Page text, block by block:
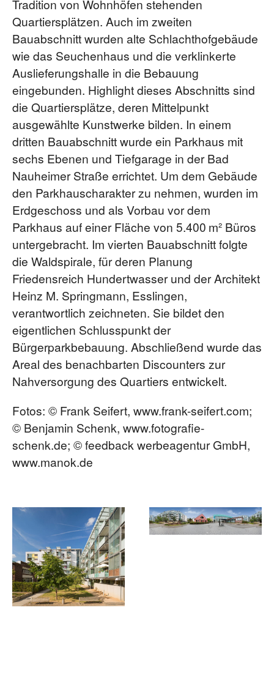
Tradition von Wohnhöfen stehenden
Quartiersplätzen. Auch im zweiten
Bauabschnitt wurden alte Schlachthofgebäude
wie das Seuchenhaus und die verklinkerte
Auslieferungshalle in die Bebauung
eingebunden. Highlight dieses Abschnitts sind
die Quartiersplätze, deren Mittelpunkt
ausgewählte Kunstwerke bilden. In einem
dritten Bauabschnitt wurde ein Parkhaus mit
sechs Ebenen und Tiefgarage in der Bad
Nauheimer Straße errichtet. Um dem Gebäude
den Parkhauscharakter zu nehmen, wurden im
Erdgeschoss und als Vorbau vor dem
Parkhaus auf einer Fläche von 5.400 m² Büros
untergebracht. Im vierten Bauabschnitt folgte
die Waldspirale, für deren Planung
Friedensreich Hundertwasser und der Architekt
Heinz M. Springmann, Esslingen,
verantwortlich zeichneten. Sie bildet den
eigentlichen Schlusspunkt der
Bürgerparkbebauung. Abschließend wurde das
Areal des benachbarten Discounters zur
Nahversorgung des Quartiers entwickelt.
Fotos: © Frank Seifert, www.frank-seifert.com;
© Benjamin Schenk, www.fotografie-
schenk.de; © feedback werbeagentur GmbH,
www.manok.de